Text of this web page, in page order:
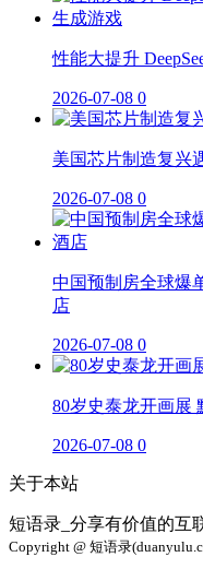
性能大提升
2026-07-08 0
美国芯片制造复兴
2026-07-08 0
中国预制房全球爆
店
2026-07-08 0
80岁史泰龙开画展
2026-07-08 0
关于本站
短语录_分享有价值的互
Copyright @ 短语录